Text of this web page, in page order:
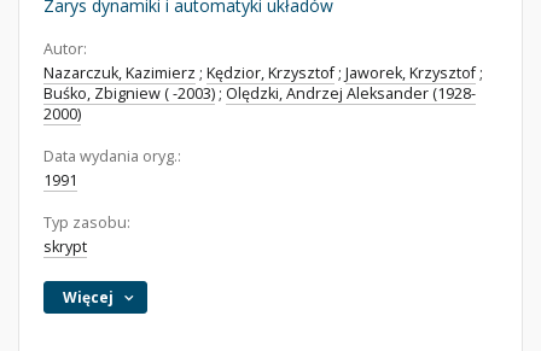
Zarys dynamiki i automatyki układów
Autor:
Nazarczuk, Kazimierz ; Kędzior, Krzysztof ; Jaworek, Krzysztof ;
Buśko, Zbigniew ( -2003) ; Olędzki, Andrzej Aleksander (1928-
2000)
Data wydania oryg.:
1991
Typ zasobu:
skrypt
Więcej